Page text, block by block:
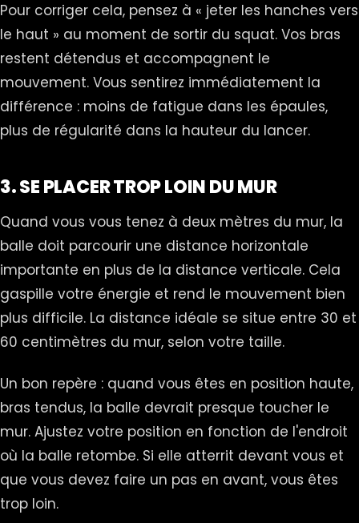
Pour corriger cela, pensez à « jeter les hanches vers
le haut » au moment de sortir du squat. Vos bras
restent détendus et accompagnent le
mouvement. Vous sentirez immédiatement la
différence : moins de fatigue dans les épaules,
plus de régularité dans la hauteur du lancer.
3. SE PLACER TROP LOIN DU MUR
Quand vous vous tenez à deux mètres du mur, la
balle doit parcourir une distance horizontale
importante en plus de la distance verticale. Cela
gaspille votre énergie et rend le mouvement bien
plus difficile. La distance idéale se situe entre 30 et
60 centimètres du mur, selon votre taille.
Un bon repère : quand vous êtes en position haute,
bras tendus, la balle devrait presque toucher le
mur. Ajustez votre position en fonction de l'endroit
où la balle retombe. Si elle atterrit devant vous et
que vous devez faire un pas en avant, vous êtes
trop loin.